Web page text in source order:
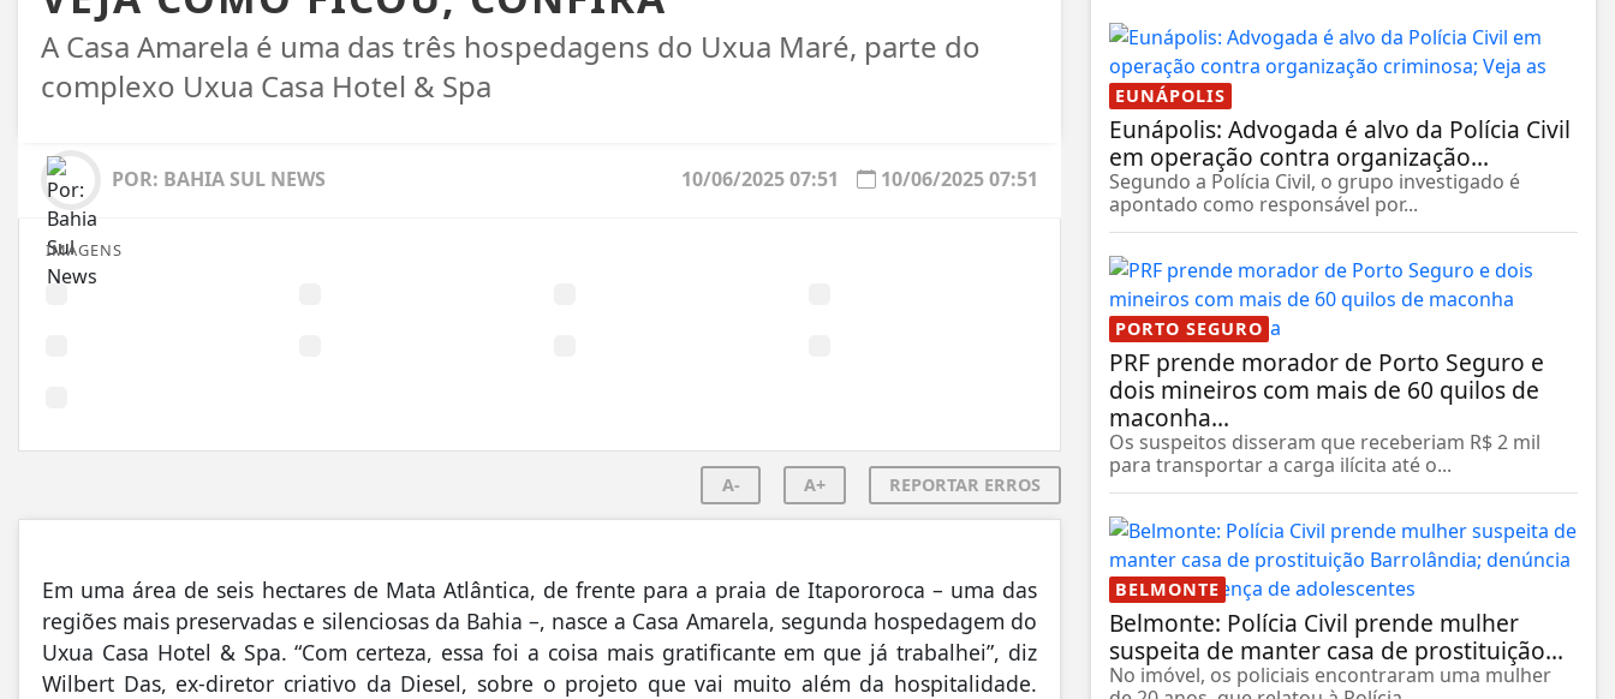
A Casa Amarela é uma das três hospedagens do Uxua Maré, parte do
complexo Uxua Casa Hotel & Spa
POR: BAHIA SUL NEWS 10/06/2025 07:51
10/06/2025 07:51
IMAGENS
A- A+ REPORTAR ERROS
Em uma área de seis hectares de Mata Atlântica, de frente para a praia de Itapororoca – uma das
regiões mais preservadas e silenciosas da Bahia –, nasce a Casa Amarela, segunda hospedagem do
Uxua Casa Hotel & Spa. “Com certeza, essa foi a coisa mais gratificante em que já trabalhei”, diz
Wilbert Das, ex-diretor criativo da Diesel, sobre o projeto que vai muito além da hospitalidade.
EUNÁPOLIS
Eunápolis: Advogada é alvo da Polícia Civil
em operação contra organização...
Segundo a Polícia Civil, o grupo investigado é
apontado como responsável por...
PORTO SEGURO
PRF prende morador de Porto Seguro e
dois mineiros com mais de 60 quilos de
maconha...
Os suspeitos disseram que receberiam R$ 2 mil
para transportar a carga ilícita até o...
BELMONTE
Belmonte: Polícia Civil prende mulher
suspeita de manter casa de prostituição...
No imóvel, os policiais encontraram uma mulher